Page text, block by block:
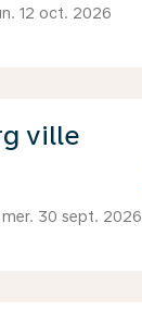
12 oct. 2026
ville
30 sept. 2026